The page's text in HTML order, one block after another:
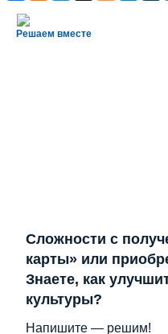
Решаем вместе
Сложности с
карты» или
Знаете, как
культуры?
Напишите — решим!